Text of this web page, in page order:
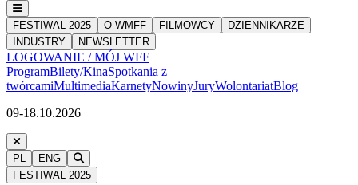
FESTIWAL 2025 O WMFF FILMOWCY
DZIENNIKARZE
INDUSTRY
NEWSLETTER
LOGOWANIE / MÓJ WFF
ProgramBilety/KinaSpotkania z
twórcamiMultimediaKarnetyNowinyJuryWolontariatBlog
09-18.10.2026
PL
ENG
FESTIWAL 2025